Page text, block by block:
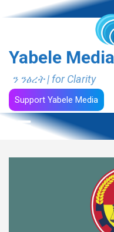
to
Yabele Media
ን ንፅረት | for Clarity
Support Yabele Media